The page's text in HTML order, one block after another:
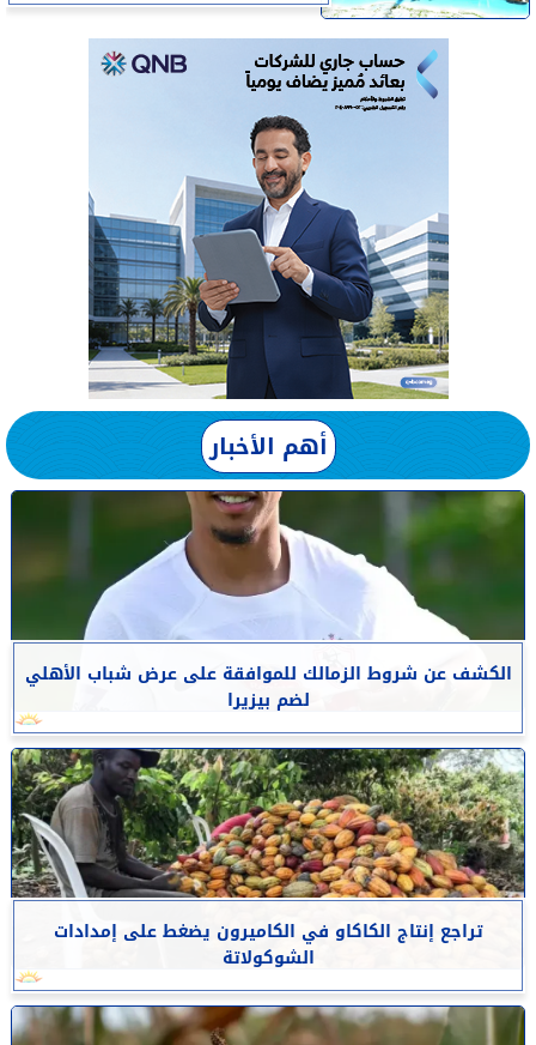
أهم الأخبار
الكشف عن شروط الزمالك للموافقة على عرض شباب الأهلي
لضم بيزيرا
تراجع إنتاج الكاكاو في الكاميرون يضغط على إمدادات
الشوكولاتة